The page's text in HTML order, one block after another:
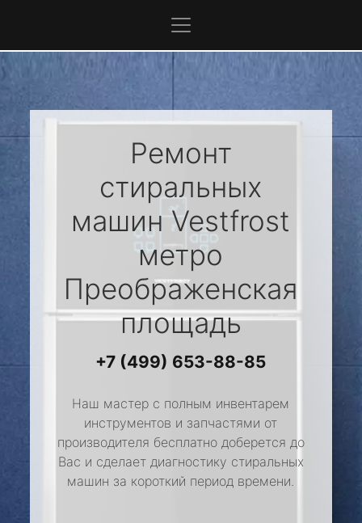
Ремонт
стиральных
машинVestfrost
метро
Преображенская
площадь
+7 (499) 653-88-85
Наш мастер с полным инвентарем
инструментов и запчастями от
производителя бесплатно доберется до
Вас и сделает диагностику стиральных
машин за короткий период времени.